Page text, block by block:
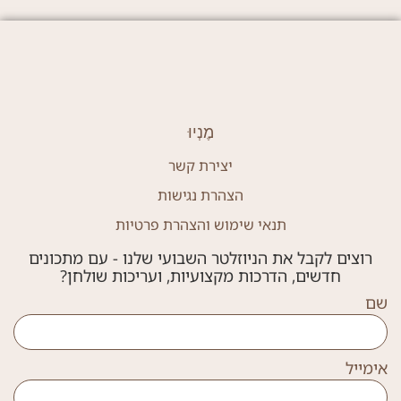
מֶנְיוּ
יצירת קשר
הצהרת נגישות
תנאי שימוש והצהרת פרטיות
רוצים לקבל את הניוזלטר השבועי שלנו - עם מתכונים
חדשים, הדרכות מקצועיות, ועריכות שולחן?
שם
אימייל